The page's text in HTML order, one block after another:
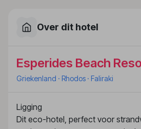
Over dit hotel
Esperides Beach
Griekenland · Rhodos · Faliraki
Ligging
Dit eco-hotel, perfect voor